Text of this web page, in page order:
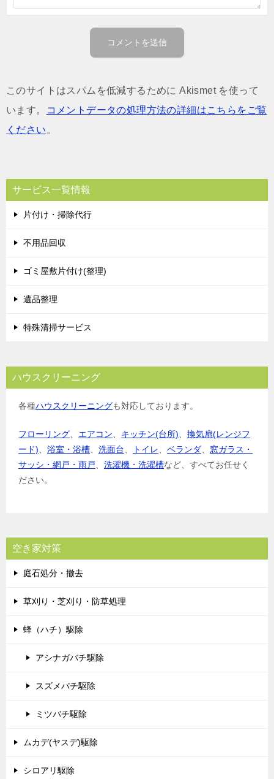
このサイトはスパムを低減するために Akismet を使って
います。
コメントデータの処理方法の詳細はこちらをご覧
ください 。
サービス一覧情報
片付け・掃除代行
不用品回収
ゴミ屋敷片付け(整理)
遺品整理
特殊清掃サービス
ハウスクリーニング
各種ハウスクリーニングも対応しております。
フローリング エアコン キッチン(台所)
換気扇(レンジフ
ード)
浴室・浴槽 洗面台 トイレ ベランダ
窓ガラス・
サッシ・網戸・雨戸
洗濯機・洗濯槽など、すべてお任せく
ださい。
空き家対策
庭石処分・撤去
草刈り・芝刈り・防草処理
蜂（ハチ）駆除
アシナガバチ駆除
スズメバチ駆除
ミツバチ駆除
ムカデ(ヤスデ)駆除
シロアリ駆除